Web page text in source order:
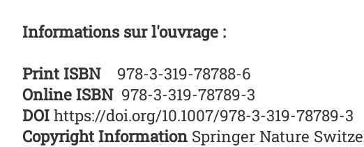
Informations sur l'ouvrage :
Print ISBN978-3-319-78788-6
Online ISBN978-3-319-78789-3
DOI https://doi.org/10.1007/978-3-319-78789-3
Copyright Information Springer Nature